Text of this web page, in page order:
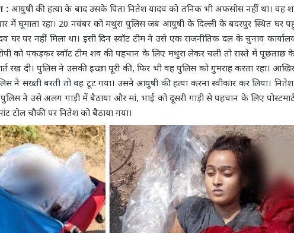
: आयुषी की हत्या के बाद उसके पिता नितेश यादव को तनिक भी अफसोस नहीं था। वह
में घूमाता रहा। 20 नवंबर को मथुरा पुलिस जब आयुषी के दिल्ली के बदरपुर स्थित घर
घर पर नहीं मिला था। इसी दिन स्वॉट टीम ने उसे एक राजनीतिक दल के चुनाव
को पकड़कर स्वॉट टीम शव की पहचान के लिए मथुरा लेकर चली तो रास्ते में पूछताछ के
रख दी। पुलिस ने उसकी इच्छा पूरी की, फिर भी वह पुलिस को गुमराह करता रहा।
ने सख्ती बरती तो वह टूट गया। उसने आयुषी की हत्या करना स्वीकार कर लिया।
ने उसे अलग गाड़ी में बैठाया और मां, भाई को दूसरी गाड़ी से पहचान के लिए
टोल चौकी पर नितेश को बैठाया गया।